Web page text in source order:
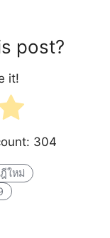
post?
it!
304
ใหม่